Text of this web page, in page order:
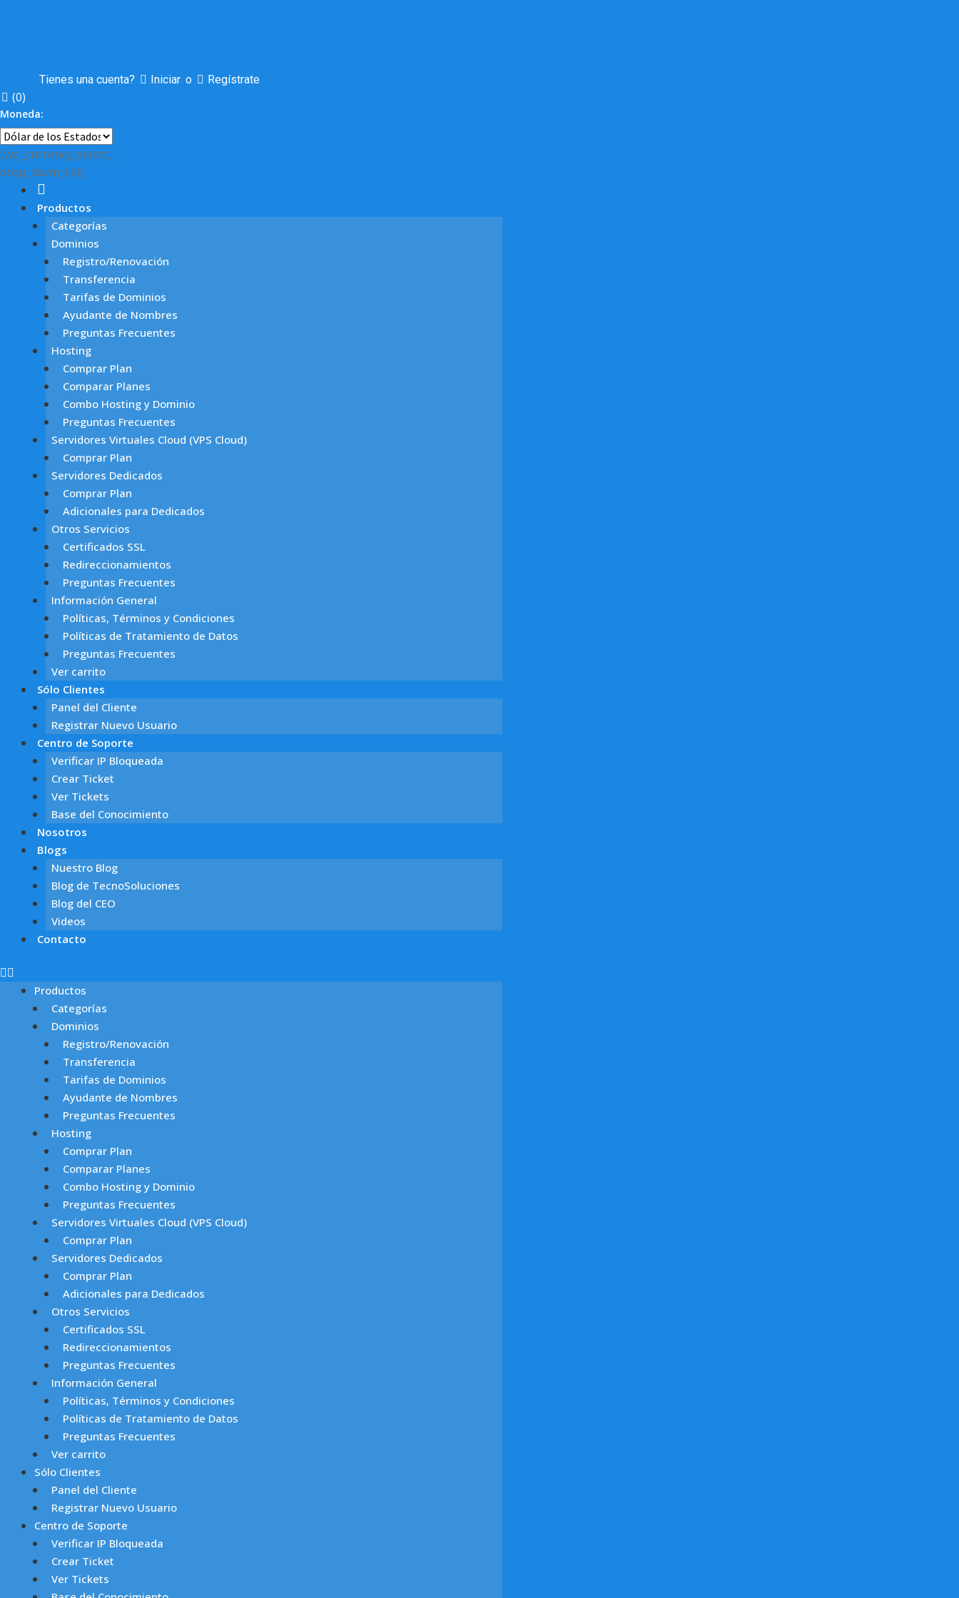
Tienes una cuenta? Iniciar o Regístrate
(0)
Moneda:
[wcj_currency_select_
drop_down_list]
Productos
Categorías
Dominios
Registro/Renovación
Transferencia
Tarifas de Dominios
Ayudante de Nombres
Preguntas Frecuentes
Hosting
Comprar Plan
Comparar Planes
Combo Hosting y Dominio
Preguntas Frecuentes
Servidores Virtuales Cloud (VPS Cloud)
Comprar Plan
Servidores Dedicados
Comprar Plan
Adicionales para Dedicados
Otros Servicios
Certificados SSL
Redireccionamientos
Preguntas Frecuentes
Información General
Políticas, Términos y Condiciones
Políticas de Tratamiento de Datos
Preguntas Frecuentes
Ver carrito
Sólo Clientes
Panel del Cliente
Registrar Nuevo Usuario
Centro de Soporte
Verificar IP Bloqueada
Crear Ticket
Ver Tickets
Base del Conocimiento
Nosotros
Blogs
Nuestro Blog
Blog de TecnoSoluciones
Blog del CEO
Videos
Contacto
Productos
Categorías
Dominios
Registro/Renovación
Transferencia
Tarifas de Dominios
Ayudante de Nombres
Preguntas Frecuentes
Hosting
Comprar Plan
Comparar Planes
Combo Hosting y Dominio
Preguntas Frecuentes
Servidores Virtuales Cloud (VPS Cloud)
Comprar Plan
Servidores Dedicados
Comprar Plan
Adicionales para Dedicados
Otros Servicios
Certificados SSL
Redireccionamientos
Preguntas Frecuentes
Información General
Políticas, Términos y Condiciones
Políticas de Tratamiento de Datos
Preguntas Frecuentes
Ver carrito
Sólo Clientes
Panel del Cliente
Registrar Nuevo Usuario
Centro de Soporte
Verificar IP Bloqueada
Crear Ticket
Ver Tickets